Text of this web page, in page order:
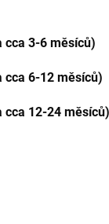
cca 3-6 měsíců)
cca 6-12 měsíců)
cca 12-24 měsíců)